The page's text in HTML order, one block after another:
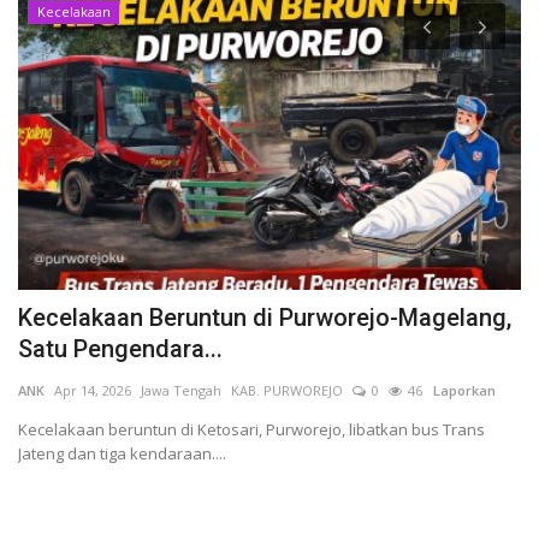
Kecelakaan
Kecelakaan Beruntun di Purworejo-Magelang,
Satu Pengendara...
ANK Apr 14, 2026 Jawa Tengah KAB. PURWOREJO 0 46 Laporkan
Kecelakaan beruntun di Ketosari, Purworejo, libatkan bus Trans
Jateng dan tiga kendaraan....